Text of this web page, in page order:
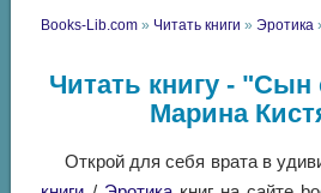
Books-Lib.com » Читать книги »Эротика
Читать книгу - "Сын
Марина
Открой для себя врата в